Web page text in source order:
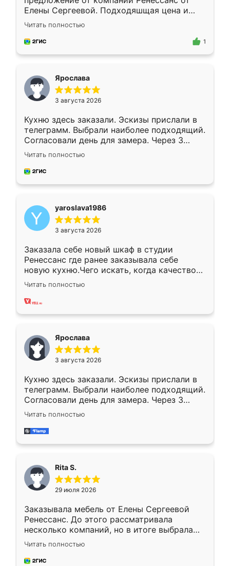
Елены Сергеевой. Подходяшщая цена и
короткие сроки изготовления. Приехавший
для замера сотрудник Владислав
предложил по моему эскизу самый
Читать полностью
1
Ярослава
3 августа 2026
Кухню здесь заказали. Эскизы прислали в
телеграмм. Выбрали наиболее подходящий.
Согласовали день для замера. Через 3
недели кухня была уже готова. Остались
довольны работой. Спасибо Ренессанс
мебель за качественную работу!
Читать полностью
yaroslava1986
3 августа 2026
Заказала себе новый шкаф в студии
Ренессанс где ранее заказывала себе
новую кухню.Чего искать, когда качеством
вполне довольна. Служит кухня уже почти
два года, нареканий нет.
Читать полностью
Ярослава
3 августа 2026
Кухню здесь заказали. Эскизы прислали в
телеграмм. Выбрали наиболее подходящий.
Согласовали день для замера. Через 3
недели кухня была уже готова. Остались
довольны работой. Спасибо Ренессанс
мебель за качественную работу!
Читать полностью
Rita S.
29 июля 2026
Заказывала мебель от Елены Сергеевой
Ренессанс. До этого рассматривала
несколько компаний, но в итоге выбрала
эту. Сначала обговорили условия, потом
приехал замерщик, всё спокойно объяснил
и снял размеры. Изготовили в срок, с
Читать полностью